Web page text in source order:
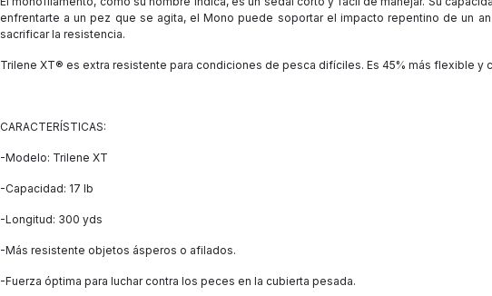
enfrentarte a un pez que se agita, el Mono puede soportar el impacto repentino de un
sacrificar la resistencia.
Trilene XT® es extra resistente para condiciones de pesca difíciles. Es 45% más flexible y
CARACTERÍSTICAS:
-Modelo: Trilene XT
-Capacidad: 17 lb
-Longitud: 300 yds
-Más resistente objetos ásperos o afilados.
-Fuerza óptima para luchar contra los peces en la cubierta pesada.